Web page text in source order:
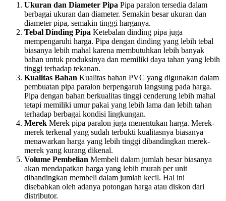
Ukuran dan Diameter Pipa Pipa paralon tersedia dalam
berbagai ukuran dan diameter. Semakin besar ukuran dan
diameter pipa, semakin tinggi harganya.
Tebal Dinding Pipa Ketebalan dinding pipa juga
mempengaruhi harga. Pipa dengan dinding yang lebih tebal
biasanya lebih mahal karena membutuhkan lebih banyak
bahan untuk produksinya dan memiliki daya tahan yang lebih
tinggi terhadap tekanan.
Kualitas Bahan Kualitas bahan PVC yang digunakan dalam
pembuatan pipa paralon berpengaruh langsung pada harga.
Pipa dengan bahan berkualitas tinggi cenderung lebih mahal
tetapi memiliki umur pakai yang lebih lama dan lebih tahan
terhadap berbagai kondisi lingkungan.
Merek Merek pipa paralon juga menentukan harga. Merek-
merek terkenal yang sudah terbukti kualitasnya biasanya
menawarkan harga yang lebih tinggi dibandingkan merek-
merek yang kurang dikenal.
Volume Pembelian Membeli dalam jumlah besar biasanya
akan mendapatkan harga yang lebih murah per unit
dibandingkan membeli dalam jumlah kecil. Hal ini
disebabkan oleh adanya potongan harga atau diskon dari
distributor.